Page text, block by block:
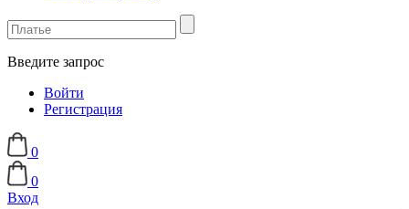
Введите запрос
Войти
Регистрация
0
0
Вход